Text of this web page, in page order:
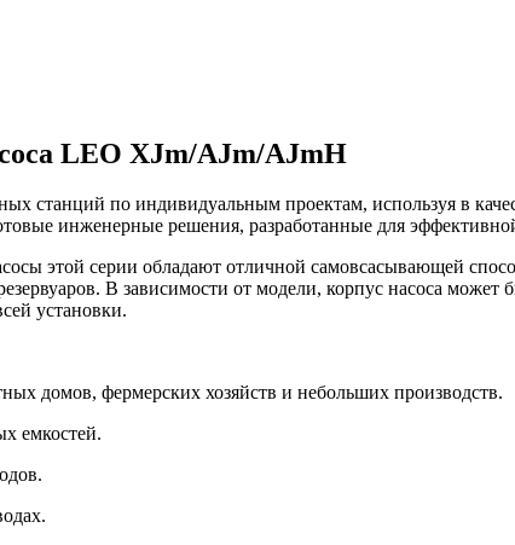
LEO XJm/AJm/AJmH
станций по индивидуальным проектам, используя в
инженерные решения, разработанные для
этой серии обладают отличной самовсасывающей
В зависимости от модели, корпус насоса
установки.
домов, фермерских хозяйств и небольших производств.
емкостей.